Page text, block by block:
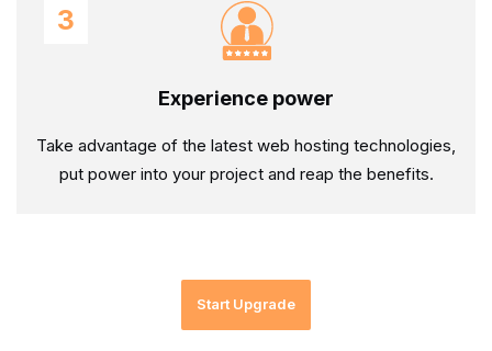
3
Experience power
Take advantage of the latest web hosting technologies,
put power into your project and reap the benefits.
Start Upgrade